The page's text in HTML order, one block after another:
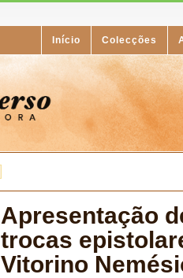
Início Colecções
Apresentação
trocas
Vitorino